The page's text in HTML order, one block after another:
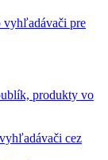
vyhľadávači pre
cez